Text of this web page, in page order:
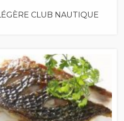
CLUB NAUTIQUE